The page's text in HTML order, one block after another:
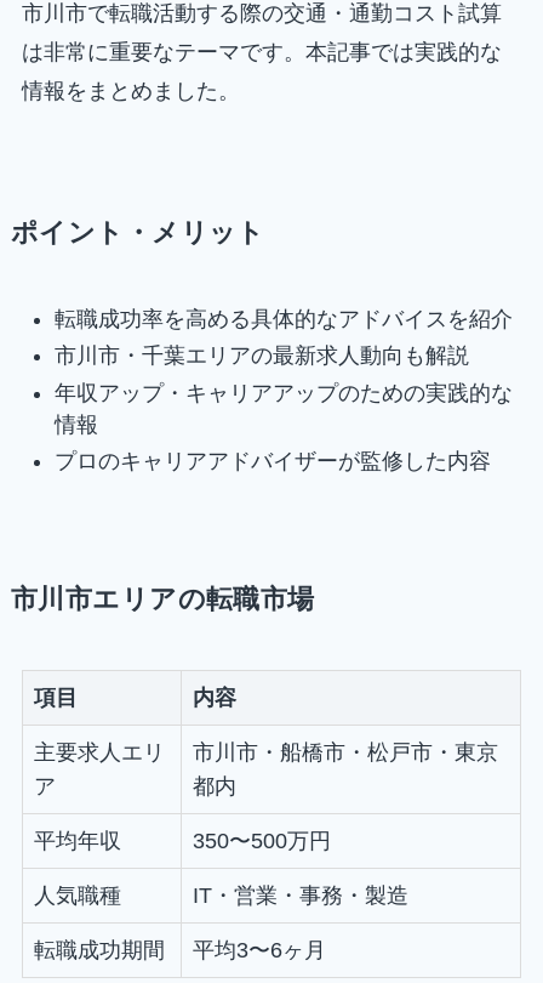
市川市で転職活動する際の交通・通勤コスト試算
は非常に重要なテーマです。本記事では実践的な
情報をまとめました。
ポイント・メリット
転職成功率を高める具体的なアドバイスを紹介
市川市・千葉エリアの最新求人動向も解説
年収アップ・キャリアアップのための実践的な
情報
プロのキャリアアドバイザーが監修した内容
市川市エリアの転職市場
項目 内容
主要求人エリ
ア
市川市・船橋市・松戸市・東京
都内
平均年収 350〜500万円
人気職種 IT・営業・事務・製造
転職成功期間 平均3〜6ヶ月